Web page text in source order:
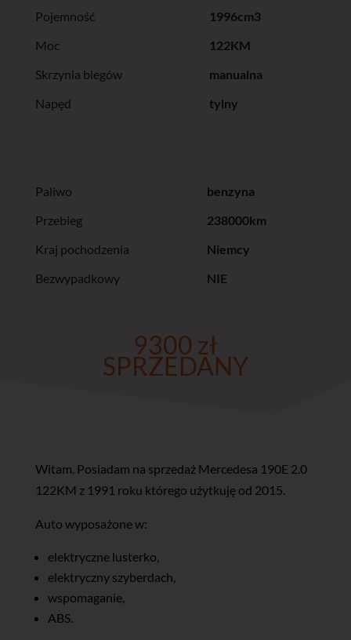
Pojemność
1996cm3
Moc
122KM
Skrzynia biegów
manualna
Napęd
tylny
Paliwo
benzyna
Przebieg
238000km
Kraj pochodzenia
Niemcy
Bezwypadkowy
NIE
9300 zł
SPRZEDANY
Witam. Posiadam na sprzedaż Mercedesa 190E 2.0
122KM z 1991 roku którego użytkuję od 2015.
Auto wyposażone w:
elektryczne lusterko,
elektryczny szyberdach,
wspomaganie,
ABS.